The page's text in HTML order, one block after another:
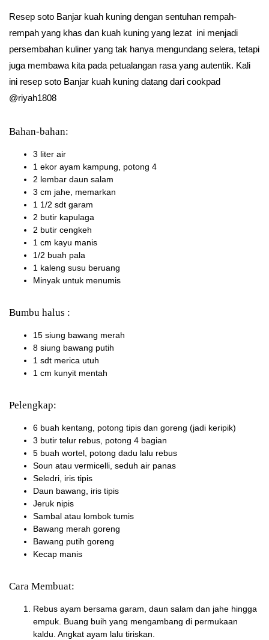
Resep soto Banjar kuah kuning dengan sentuhan rempah-
rempah yang khas dan kuah kuning yang lezat ini menjadi
persembahan kuliner yang tak hanya mengundang selera, tetapi
juga membawa kita pada petualangan rasa yang autentik. Kali
ini resep soto Banjar kuah kuning datang dari cookpad
@riyah1808
Bahan-bahan:
3 liter air
1 ekor ayam kampung, potong 4
2 lembar daun salam
3 cm jahe, memarkan
1 1/2 sdt garam
2 butir kapulaga
2 butir cengkeh
1 cm kayu manis
1/2 buah pala
1 kaleng susu beruang
Minyak untuk menumis
Bumbu halus :
15 siung bawang merah
8 siung bawang putih
1 sdt merica utuh
1 cm kunyit mentah
Pelengkap:
6 buah kentang, potong tipis dan goreng (jadi keripik)
3 butir telur rebus, potong 4 bagian
5 buah wortel, potong dadu lalu rebus
Soun atau vermicelli, seduh air panas
Seledri, iris tipis
Daun bawang, iris tipis
Jeruk nipis
Sambal atau lombok tumis
Bawang merah goreng
Bawang putih goreng
Kecap manis
Cara Membuat:
Rebus ayam bersama garam, daun salam dan jahe hingga
empuk. Buang buih yang mengambang di permukaan
kaldu. Angkat ayam lalu tiriskan.